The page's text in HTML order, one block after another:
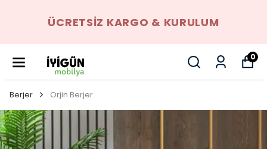
ANKARA İÇI ELDEN TAKSIT İMKANI
0
Berjer Orjin Berjer